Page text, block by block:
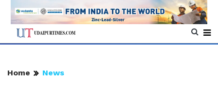
Home News